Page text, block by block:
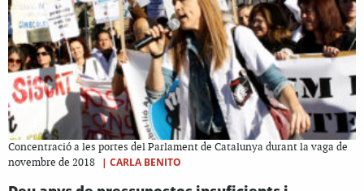
Concentració a les portes del Parlament de Catalunya durant la vaga de
novembre de 2018
| CARLA BENITO